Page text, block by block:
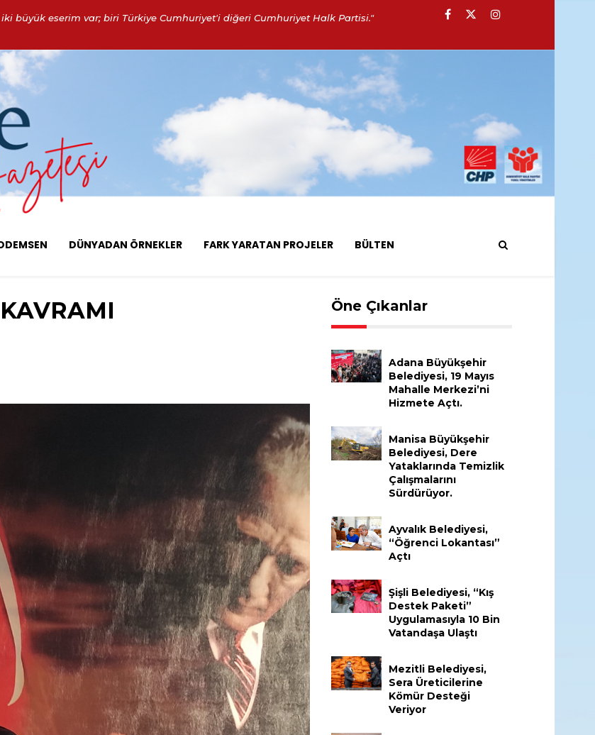
büyük eserim var; biri Türkiye Cumhuriyet'i diğeri Cumhuriyet Halk Partisi."
DÜNYADAN ÖRNEKLER FARK YARATAN PROJELER BÜLTEN
Öne Çıkanlar
Adana Büyükşehir
Belediyesi, 19 Mayıs
Mahalle Merkezi’ni
Hizmete Açtı.
Manisa Büyükşehir
Belediyesi, Dere
Yataklarında Temizlik
Çalışmalarını
Sürdürüyor.
Ayvalık Belediyesi,
“Öğrenci Lokantası”
Açtı
Şişli Belediyesi, “Kış
Destek Paketi”
Uygulamasıyla 10 Bin
Vatandaşa Ulaştı
Mezitli Belediyesi,
Sera Üreticilerine
Kömür Desteği
Veriyor